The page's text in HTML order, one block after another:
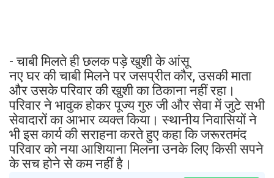
- चाबी मिलते ही छलक पड़े खुशी के आंसू
नए घर की चाबी मिलने पर जसप्रीत कौर, उसकी माता
और उसके परिवार की खुशी का ठिकाना नहीं रहा।
परिवार ने भावुक होकर पूज्य गुरु जी और सेवा में जुटे सभी
सेवादारों का आभार व्यक्त किया। स्थानीय निवासियों ने
भी इस कार्य की सराहना करते हुए कहा कि जरूरतमंद
परिवार को नया आशियाना मिलना उनके लिए किसी सपने
के सच होने से कम नहीं है।